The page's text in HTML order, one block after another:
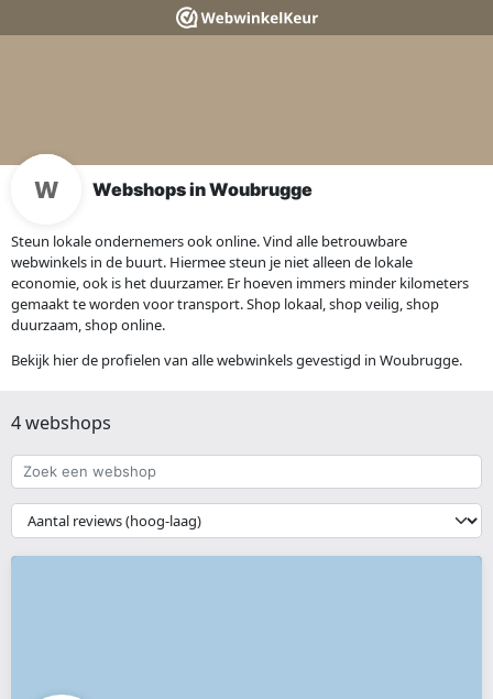
Webshops in Woubrugge
Steun lokale ondernemers ook online. Vind alle betrouwbare
webwinkels in de buurt. Hiermee steun je niet alleen de lokale
economie, ook is het duurzamer. Er hoeven immers minder kilometers
gemaakt te worden voor transport. Shop lokaal, shop veilig, shop
duurzaam, shop online.
Bekijk hier de profielen van alle webwinkels gevestigd in Woubrugge.
4 webshops
Zoek
een
webshop
{{
__('Sort')
}}